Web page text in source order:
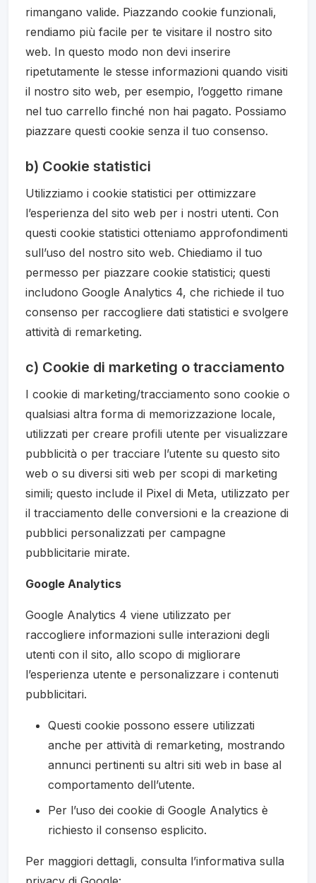
rimangano valide. Piazzando cookie funzionali,
rendiamo più facile per te visitare il nostro sito
web. In questo modo non devi inserire
ripetutamente le stesse informazioni quando visiti
il nostro sito web, per esempio, l’oggetto rimane
nel tuo carrello finché non hai pagato. Possiamo
piazzare questi cookie senza il tuo consenso.
b) Cookie statistici
Utilizziamo i cookie statistici per ottimizzare
l’esperienza del sito web per i nostri utenti. Con
questi cookie statistici otteniamo approfondimenti
sull’uso del nostro sito web. Chiediamo il tuo
permesso per piazzare cookie statistici; questi
includono Google Analytics 4, che richiede il tuo
consenso per raccogliere dati statistici e svolgere
attività di remarketing.
c) Cookie di marketing o tracciamento
I cookie di marketing/tracciamento sono cookie o
qualsiasi altra forma di memorizzazione locale,
utilizzati per creare profili utente per visualizzare
pubblicità o per tracciare l’utente su questo sito
web o su diversi siti web per scopi di marketing
simili; questo include il Pixel di Meta, utilizzato per
il tracciamento delle conversioni e la creazione di
pubblici personalizzati per campagne
pubblicitarie mirate.
Google Analytics
Google Analytics 4 viene utilizzato per
raccogliere informazioni sulle interazioni degli
utenti con il sito, allo scopo di migliorare
l’esperienza utente e personalizzare i contenuti
pubblicitari.
Questi cookie possono essere utilizzati
anche per attività di remarketing, mostrando
annunci pertinenti su altri siti web in base al
comportamento dell’utente.
Per l’uso dei cookie di Google Analytics è
richiesto il consenso esplicito.
Per maggiori dettagli, consulta l’informativa sulla